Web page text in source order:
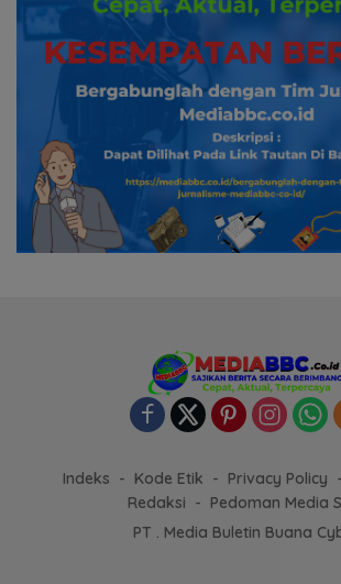
Indeks Kode Etik Privacy Policy
Redaksi
Pedoman Media
PT . Media Buletin Buana